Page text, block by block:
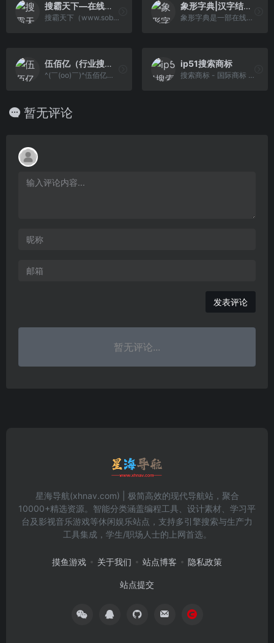
搜霸天下—在线工具综合搜索引擎
搜霸天下（www.soba8.com）为您提供身份证号大全,在线发音,在线翻译,周公解梦,手机号码归属地,邮编,黄道吉日,号码吉凶,IP地址,列车时刻表等查询服务综合搜索引擎网站。
象形字典|汉字结构查询网
象形字典是一部在线版的汉字学习辞典，内容并非仅针对象形字，而是广博地搜罗各类汉字，提供字头信息、字形演变、造字解说等等，还有引申用法及分类词汇，让你耳目一新、豁然开朗的在线汉语字典：象形依据，理性解说;古老汉字，深度激活。
伍佰亿（行业搜索）
^(￣(oo)￣)^伍佰亿是一个您想来就来想走就走的地方，您可以在伍佰亿找你所找看你所看，您可以在伍佰亿买你所买卖你所卖，您还可以在伍佰亿发你所发学你所学。希望您在伍佰亿找到你想找到的看到你想看的，买到你想买的卖掉你想卖的，发布你想发的学到你想学的。您在这里拥有的，就是伍佰亿！- WuBaiYi.com
ip51搜索商标
搜索商标 - 国际商标 - 美国商标 - 欧盟商标 - 日本商标 - 英国商标查询检索 - IP知识产权保护 - ip51.com
暂无评论
发表评论
暂无评论...
星海导航(xhnav.com) | 极简高效的现代导航站，聚合
10000+精选资源。智能分类涵盖编程工具、设计素材、学习平
台及影视音乐游戏等休闲娱乐站点，支持多引擎搜索与生产力
工具集成，学生/职场人士的上网首选。
摸鱼游戏 关于我们 站点博客 隐私政策
站点提交